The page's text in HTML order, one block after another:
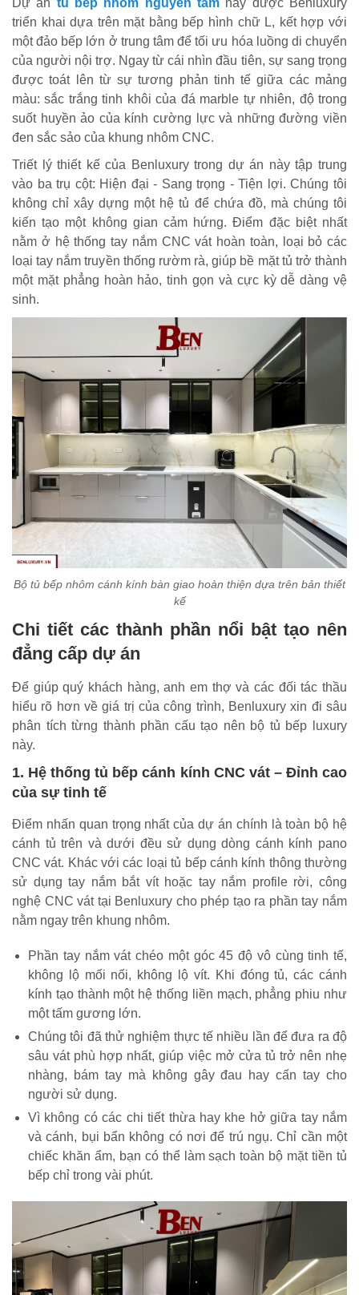
triển khai dựa trên mặt bằng bếp hình chữ L, kết hợp với
một đảo bếp lớn ở trung tâm để tối ưu hóa luồng di chuyển
của người nội trợ. Ngay từ cái nhìn đầu tiên, sự sang trọng
được toát lên từ sự tương phản tinh tế giữa các mảng
màu: sắc trắng tinh khôi của đá marble tự nhiên, độ trong
suốt huyền ảo của kính cường lực và những đường viền
đen sắc sảo của khung nhôm CNC.
Triết lý thiết kế của Benluxury trong dự án này tập trung
vào ba trụ cột: Hiện đại - Sang trọng - Tiện lợi. Chúng tôi
không chỉ xây dựng một hệ tủ để chứa đồ, mà chúng tôi
kiến tạo một không gian cảm hứng. Điểm đặc biệt nhất
nằm ở hệ thống tay nắm CNC vát hoàn toàn, loại bỏ các
loại tay nắm truyền thống rườm rà, giúp bề mặt tủ trở thành
một mặt phẳng hoàn hảo, tinh gọn và cực kỳ dễ dàng vệ
sinh.
Bộ tủ bếp nhôm cánh kính bàn giao hoàn thiện dựa trên bản thiết
kế
Chi tiết các thành phần nổi bật tạo nên
đẳng cấp dự án
Để giúp quý khách hàng, anh em thợ và các đối tác thầu
hiểu rõ hơn về giá trị của công trình, Benluxury xin đi sâu
phân tích từng thành phần cấu tạo nên bộ tủ bếp luxury
này.
1. Hệ thống tủ bếp cánh kính CNC vát – Đỉnh cao
của sự tinh tế
Điểm nhấn quan trọng nhất của dự án chính là toàn bộ hệ
cánh tủ trên và dưới đều sử dụng dòng cánh kính pano
CNC vát. Khác với các loại tủ bếp cánh kính thông thường
sử dụng tay nắm bắt vít hoặc tay nắm profile rời, công
nghệ CNC vát tại Benluxury cho phép tạo ra phần tay nắm
nằm ngay trên khung nhôm.
Phần tay nắm vát chéo một góc 45 độ vô cùng tinh tế,
không lộ mối nối, không lộ vít. Khi đóng tủ, các cánh
kính tạo thành một hệ thống liền mạch, phẳng phiu như
một tấm gương lớn.
Chúng tôi đã thử nghiệm thực tế nhiều lần để đưa ra độ
sâu vát phù hợp nhất, giúp việc mở cửa tủ trở nên nhẹ
nhàng, bám tay mà không gây đau hay cấn tay cho
người sử dụng.
Vì không có các chi tiết thừa hay khe hở giữa tay nắm
và cánh, bụi bẩn không có nơi để trú ngụ. Chỉ cần một
chiếc khăn ẩm, bạn có thể làm sạch toàn bộ mặt tiền tủ
bếp chỉ trong vài phút.